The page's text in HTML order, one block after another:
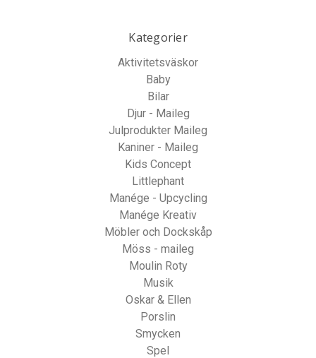
Kategorier
Aktivitetsväskor
Baby
Bilar
Djur - Maileg
Julprodukter Maileg
Kaniner - Maileg
Kids Concept
Littlephant
Manége - Upcycling
Manége Kreativ
Möbler och Dockskåp
Möss - maileg
Moulin Roty
Musik
Oskar & Ellen
Porslin
Smycken
Spel